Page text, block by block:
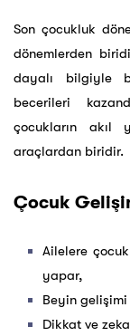
Son çocukluk
dönemlerden
dayalı bilgiyle
becerileri
çocukların akıl
araçlardan biridir.
Çocuk
Ailelere
yapar,
Beyin
Dikkat ve